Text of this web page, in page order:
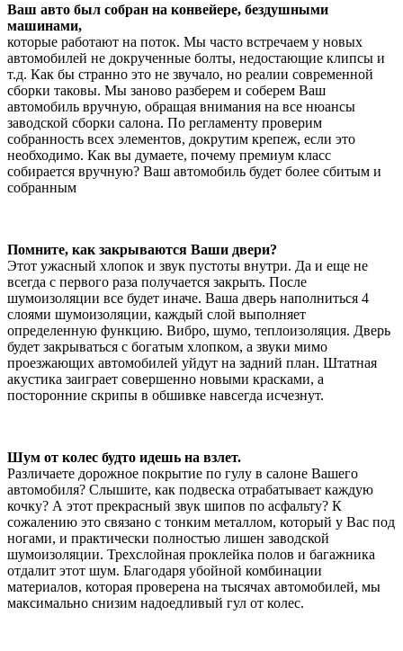
Ваш авто был собран на конвейере, бездушными
машинами,
которые работают на поток. Мы часто встречаем у новых
автомобилей не докрученные болты, недостающие клипсы и
т.д. Как бы странно это не звучало, но реалии современной
сборки таковы. Мы заново разберем и соберем Ваш
автомобиль вручную, обращая внимания на все нюансы
заводской сборки салона. По регламенту проверим
собранность всех элементов, докрутим крепеж, если это
необходимо. Как вы думаете, почему премиум класс
собирается вручную? Ваш автомобиль будет более сбитым и
собранным
Помните, как закрываются Ваши двери?
Этот ужасный хлопок и звук пустоты внутри. Да и еще не
всегда с первого раза получается закрыть. После
шумоизоляции все будет иначе. Ваша дверь наполниться 4
слоями шумоизоляции, каждый слой выполняет
определенную функцию. Вибро, шумо, теплоизоляция. Дверь
будет закрываться с богатым хлопком, а звуки мимо
проезжающих автомобилей уйдут на задний план. Штатная
акустика заиграет совершенно новыми красками, а
посторонние скрипы в обшивке навсегда исчезнут.
Шум от колес будто идешь на взлет.
Различаете дорожное покрытие по гулу в салоне Вашего
автомобиля? Слышите, как подвеска отрабатывает каждую
кочку? А этот прекрасный звук шипов по асфальту? К
сожалению это связано с тонким металлом, который у Вас под
ногами, и практически полностью лишен заводской
шумоизоляции. Трехслойная проклейка полов и багажника
отдалит этот шум. Благодаря убойной комбинации
материалов, которая проверена на тысячах автомобилей, мы
максимально снизим надоедливый гул от колес.